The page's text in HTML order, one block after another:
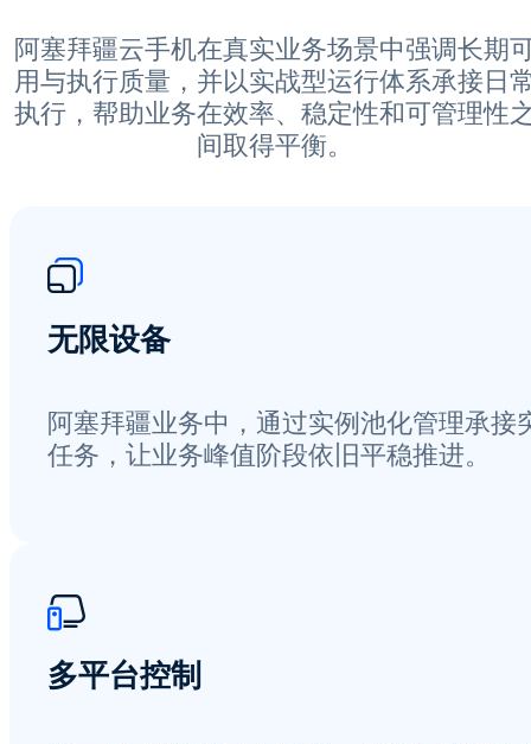
阿塞拜疆云手机在真实业务场景中强调长期
用与执行质量，并以实战型运行体系承接日
执行，帮助业务在效率、稳定性和可管理性
间取得平衡。
无限设备
阿塞拜疆业务中，通过实例池化管理承接
任务，让业务峰值阶段依旧平稳推进。
多平台控制